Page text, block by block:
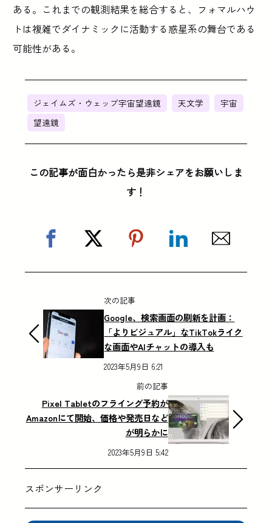
ある。これまでの観測結果を総合すると、フォマルハウ
トは複雑でダイナミックに活動する惑星系の舞台である
可能性がある。
ジェイムズ・ウェッブ宇宙望遠鏡 天文学
宇宙
望遠鏡
この記事が面白かったら是非シェアをお願いしま
す！
次の記事
Google、検索画面の刷新を計画：
「よりビジュアル」なTikTokライク
な画面やAIチャットの導入も
2023年5月9日 6:21
前の記事
Pixel Tabletのフライング予約が
Amazonにて開始、価格や発売日など
が明らかに
2023年5月9日 5:42
スポンサーリンク